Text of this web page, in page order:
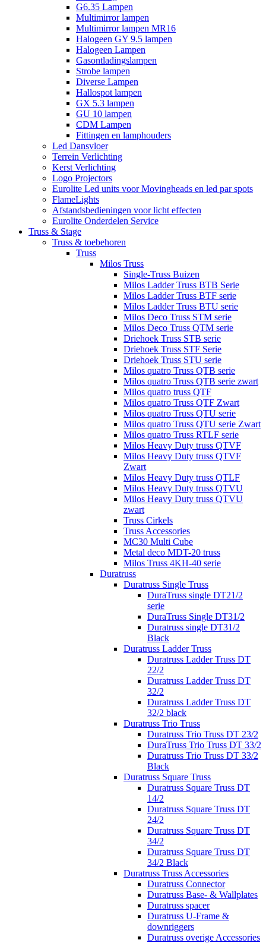
G6.35 Lampen
Multimirror lampen
Multimirror lampen MR16
Halogeen GY 9.5 lampen
Halogeen Lampen
Gasontladingslampen
Strobe lampen
Diverse Lampen
Hallospot lampen
GX 5.3 lampen
GU 10 lampen
CDM Lampen
Fittingen en lamphouders
Led Dansvloer
Terrein Verlichting
Kerst Verlichting
Logo Projectors
Eurolite Led units voor Movingheads en led par spots
FlameLights
Afstandsbedieningen voor licht effecten
Eurolite Onderdelen Service
Truss & Stage
Truss & toebehoren
Truss
Milos Truss
Single-Truss Buizen
Milos Ladder Truss BTB Serie
Milos Ladder Truss BTF serie
Milos Ladder Truss BTU serie
Milos Deco Truss STM serie
Milos Deco Truss QTM serie
Driehoek Truss STB serie
Driehoek Truss STF Serie
Driehoek Truss STU serie
Milos quatro Truss QTB serie
Milos quatro Truss QTB serie zwart
Milos quatro truss QTF
Milos quatro Truss QTF Zwart
Milos quatro Truss QTU serie
Milos quatro Truss QTU serie Zwart
Milos quatro Truss RTLF serie
Milos Heavy Duty truss QTVF
Milos Heavy Duty truss QTVF
Zwart
Milos Heavy Duty truss QTLF
Milos Heavy Duty truss QTVU
Milos Heavy Duty truss QTVU
zwart
Truss Cirkels
Truss Accessories
MC30 Multi Cube
Metal deco MDT-20 truss
Milos Truss 4KH-40 serie
Duratruss
Duratruss Single Truss
DuraTruss single DT21/2
serie
DuraTruss Single DT31/2
Duratruss single DT31/2
Black
Duratruss Ladder Truss
Duratruss Ladder Truss DT
22/2
Duratruss Ladder Truss DT
32/2
Duratruss Ladder Truss DT
32/2 black
Duratruss Trio Truss
Duratruss Trio Truss DT 23/2
DuraTruss Trio Truss DT 33/2
Duratruss Trio Truss DT 33/2
Black
Duratruss Square Truss
Duratruss Square Truss DT
14/2
Duratruss Square Truss DT
24/2
Duratruss Square Truss DT
34/2
Duratruss Square Truss DT
34/2 Black
Duratruss Truss Accessories
Duratruss Connector
Duratruss Base- & Wallplates
Duratruss spacer
Duratruss U-Frame &
downriggers
Duratruss overige Accessories